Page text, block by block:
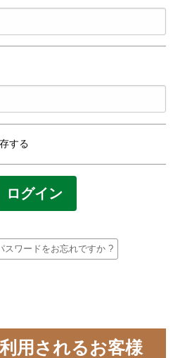
する
スワードをお忘れですか ?
用されるお客様